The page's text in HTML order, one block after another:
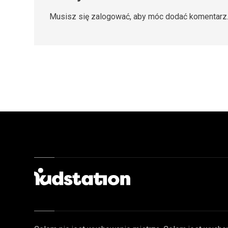
Musisz się zalogować, aby móc dodać